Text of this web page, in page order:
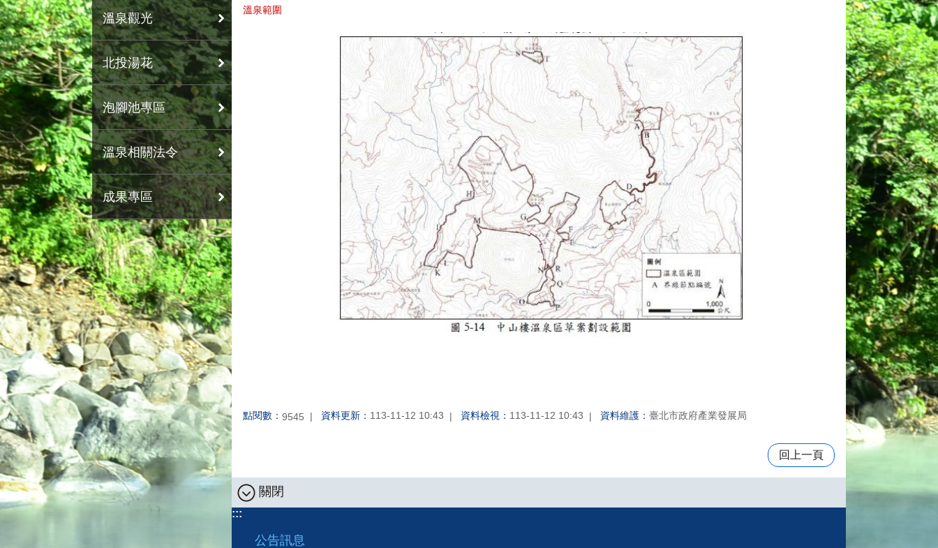
溫泉觀光
北投湯花
泡腳池專區
溫泉相關法令
成果專區
溫泉範圍
點閱數： 9545 資料更新： 113-11-12 10:43 資料檢視： 113-11-12 10:43 資料維護： 臺北市政府產業發展局
回上一頁
關閉
:::
公告訊息